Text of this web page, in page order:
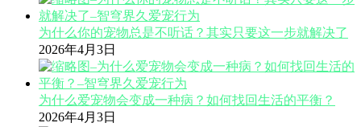
为什么你的宠物总是不听话？其实只要这一步就解决了
2026年4月3日
为什么爱宠物会变成一种病？如何找回生活的平衡？
2026年4月3日